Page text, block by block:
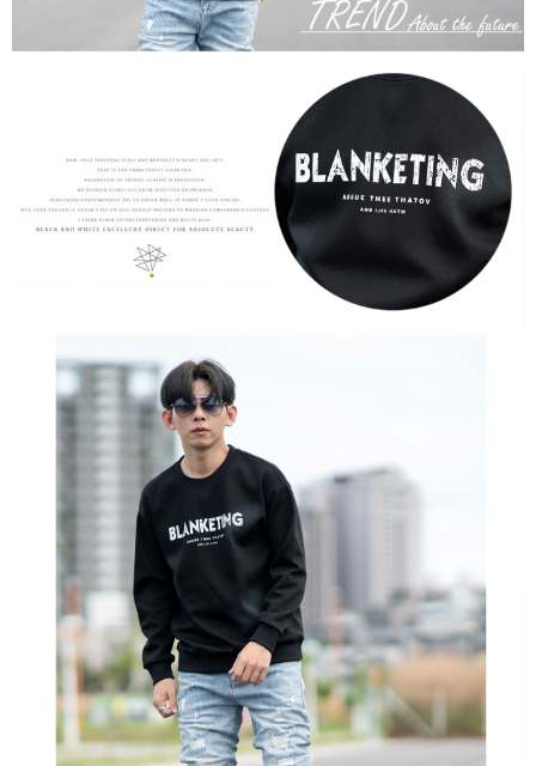
５．嚴禁一人註冊多個帳號或使用他人資訊註冊。若發現惡意使用之情形，
恩沛科技股份有限公司將有權停止該用戶之使用額度並採取法律行動。